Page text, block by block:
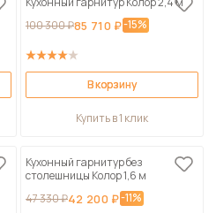
100 300 ₽85 710 ₽-15%
В корзину
Купить в 1 клик
Кухонный гарнитур без
столешницы Колор 1,6 м
47 330 ₽42 200 ₽-11%